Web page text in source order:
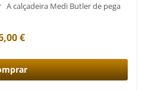
A calçadeira Medi Butler de pega
€